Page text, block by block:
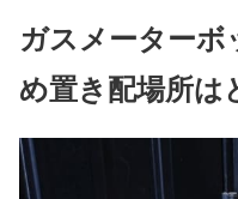
ガスメーター
め置き配場所は